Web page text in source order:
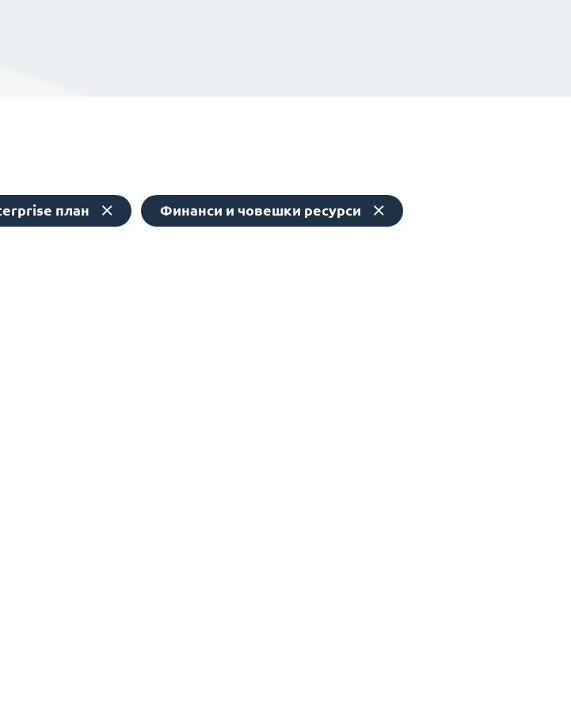
план Финанси и човешки ресурси